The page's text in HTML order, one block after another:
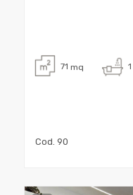
71 mq 1
Cod. 90
2